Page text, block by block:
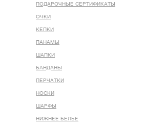
ПОДАРОЧНЫЕ СЕРТИФИКАТЫ
ОЧКИ
КЕПКИ
ПАНАМЫ
ШАПКИ
БАНДАНЫ
ПЕРЧАТКИ
НОСКИ
ШАРФЫ
НИЖНЕЕ БЕЛЬЕ